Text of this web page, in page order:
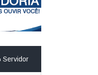
Servidor